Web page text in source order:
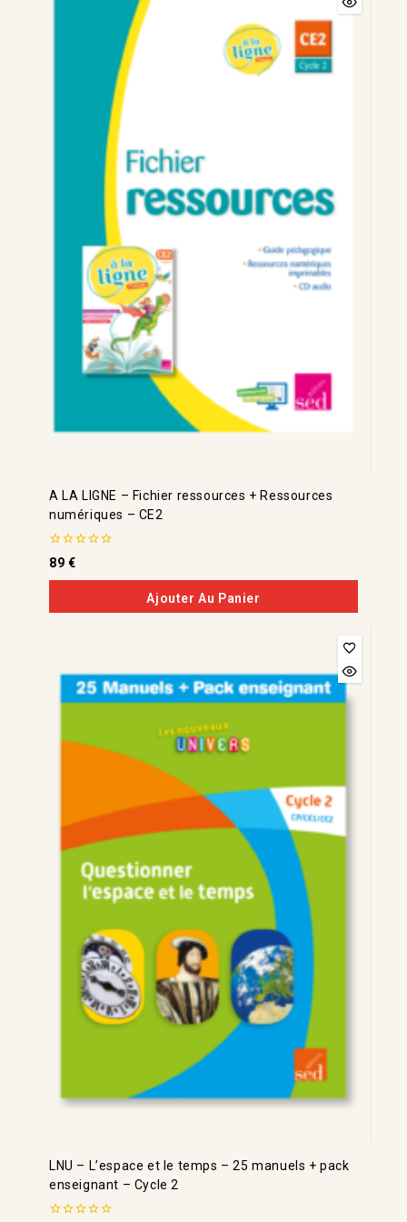
A LA LIGNE – Fichier ressources + Ressources
numériques – CE2
0
de
5
89 €
Ajouter Au Panier
LNU – L’espace et le temps – 25 manuels + pack
enseignant – Cycle 2